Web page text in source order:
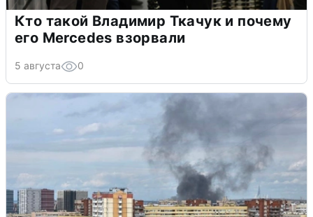
Кто такой Владимир Ткачук и почему
его Mercedes взорвали
5 августа 0